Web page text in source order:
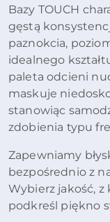
Bazy TOUCH
gęstą
paznokcia,
idealnego
paleta odcieni
maskuje
stanowiąc
zdobienia typu
Zapewniamy
bezpośrednio z
Wybierz jakość,
podkreśl piękno